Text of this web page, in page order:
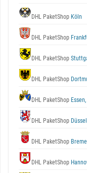
DHL PaketShop Köln
DHL PaketShop
DHL PaketShop
DHL PaketShop
DHL PaketShop
DHL PaketShop
DHL PaketShop
DHL PaketShop